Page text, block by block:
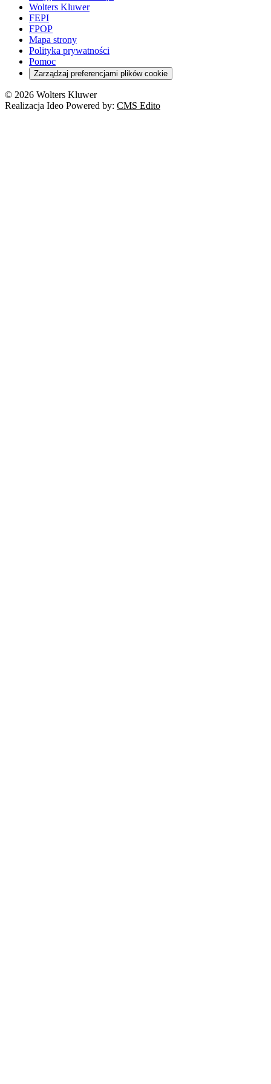
Energetyka
ESG
Kredyty
Cło
Deregulacja
Cyberbezpieczeństwo
Franczyza
Prawo autorskie
Emerytury i renty
Pacjent
Szkoła i uczeń
Turystyka
Orzeczenia
RODO
Wolters Kluwer
FEPI
FPOP
Mapa strony
Polityka prywatności
Pomoc
Zarządzaj preferencjami plików cookie
© 2026 Wolters Kluwer
Realizacja Ideo Powered by: CMS Edito